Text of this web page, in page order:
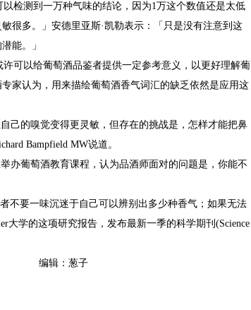
检测到一万种气味的结论，因为1万这个数值还是太低
很多。」安德里亚斯·凯勒表示：「只是没有注意到这
能。」
可以给葡萄酒品鉴者提供一定参考意义，以更好理解葡
家认为，用来描绘葡萄酒香气词汇的缺乏依然是应用这
己的嗅觉变得更灵敏，但存在的挑战是，怎样才能把鼻
Bampfield MW说道。
办葡萄酒教育课程，认为品酒师面对的问题是，你能不
不要一味沉迷于自己可以辨别出多少种香气；如果无法
大学的这项研究报告，发布最新一季的科学期刊(Science
子